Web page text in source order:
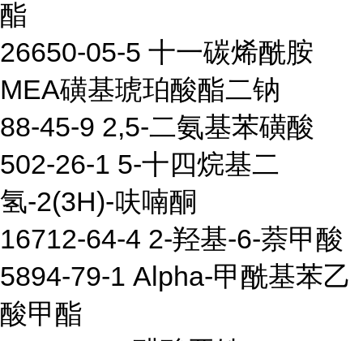
酯
26650-05-5 十一碳烯酰胺
MEA磺基琥珀酸酯二钠
88-45-9 2,5-二氨基苯磺酸
502-26-1 5-十四烷基二
氢-2(3H)-呋喃酮
16712-64-4 2-羟基-6-萘甲酸
5894-79-1 Alpha-甲酰基苯乙
酸甲酯